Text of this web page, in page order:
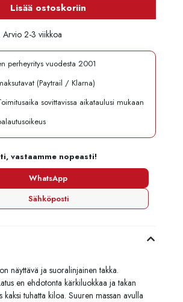
Lisää ostoskoriin
Arvio 2-3 viikkoa
perheyritys vuodesta 2001
(Paytrail / Klarna)
sovittavissa aikataulusi mukaan
vastaamme nopeasti!
WhatsApp
Sähköposti
näyttävä ja suoralinjainen takka.
en ehdotonta kärkiluokkaa ja takan
kaksi tuhatta kiloa. Suuren massan avulla